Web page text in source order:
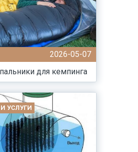
2026-05-07
для кемпинга
УСЛУГИ